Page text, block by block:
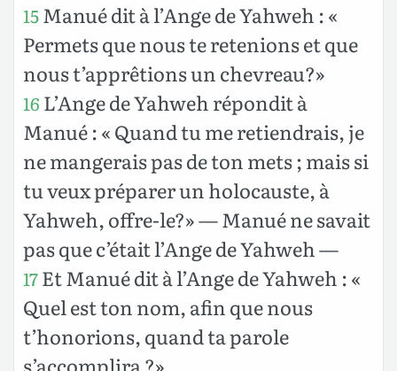
15Manué dit à l’Ange de Yahweh : «
Permets que nous te retenions et que
nous t’apprêtions un chevreau?»
16 L’Ange de Yahweh répondit à
Manué : « Quand tu me retiendrais, je
ne mangerais pas de ton mets ; mais si
tu veux préparer un holocauste, à
Yahweh, offre-le?» — Manué ne savait
pas que c’était l’Ange de Yahweh —
17Et Manué dit à l’Ange de Yahweh : «
Quel est ton nom, afin que nous
t’honorions, quand ta parole
s’accomplira ?»